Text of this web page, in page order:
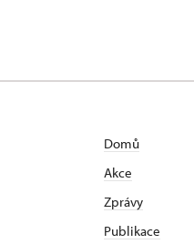
Domů
Akce
Zprávy
Publikace